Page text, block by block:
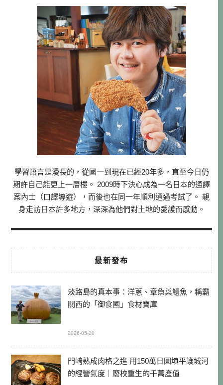
學習語言是漫長的，從國一到現在已經20年多，直至今日仍
期許自己能更上一層樓。 2009時下決心成為一名日本的通譯
案內士（口譯導遊），而後也在同一年順利通過考試了。 親
身走訪日本許多地方，深深為他們對土地的愛護而感動。
最新發布
淡路島的真本事：洋蔥、章魚與鱧魚，稱霸
關西的「御食國」食材寶庫
2026-05-20
門崎熟成肉格之進 用150萬日圓填平護城河
的經營氣度｜廢校重生的千萬產值